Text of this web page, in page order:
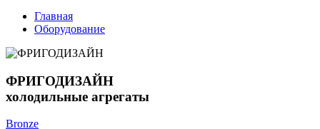
Главная
Оборудование
ФРИГОДИЗАЙН
холодильные агрегаты
Bronze